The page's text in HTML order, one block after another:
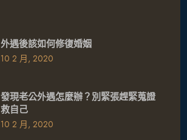
外遇後該如何修復婚姻
10 2 月, 2020
發現老公外遇怎麼辦？別緊張趕緊蒐證
救自己
10 2 月, 2020